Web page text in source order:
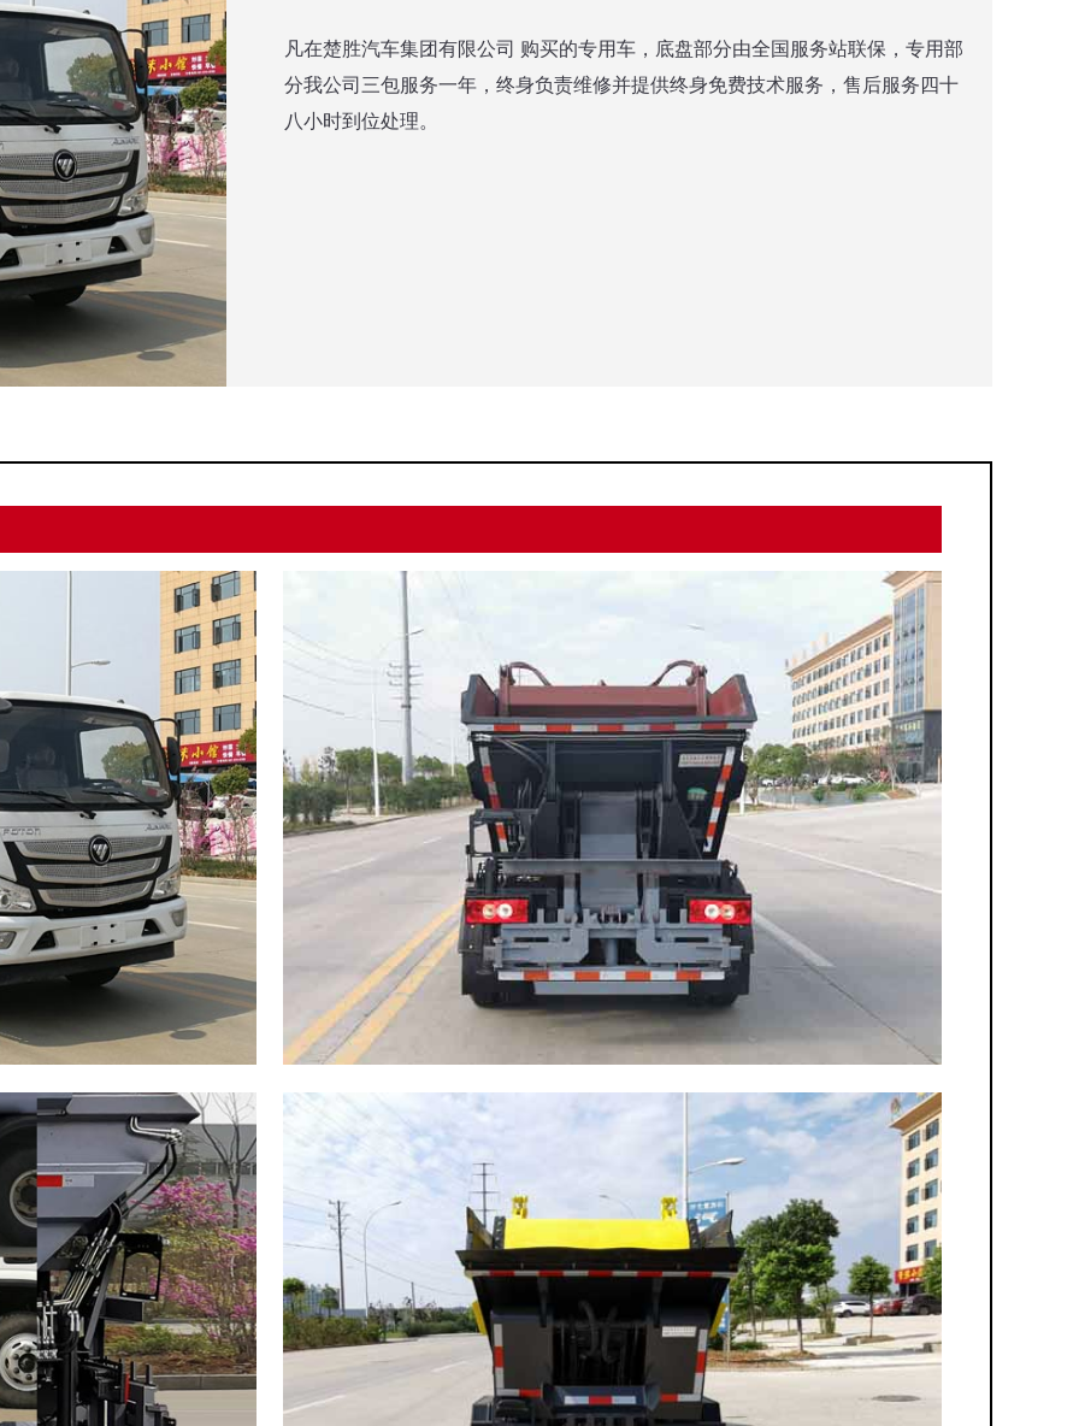
凡在楚胜汽车集团有限公司 购买的专用车，底盘部分由全国服务站联保，专用部
分我公司三包服务一年，终身负责维修并提供终身免费技术服务，售后服务四十
八小时到位处理。